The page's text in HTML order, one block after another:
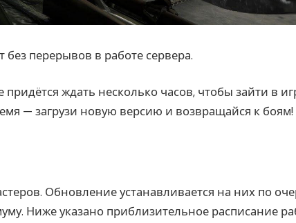
перерывов в работе сервера.
ждать несколько часов, чтобы зайти в
— загрузи новую версию и возвращайся к боям!
Обновление устанавливается на них по
Ниже указано приблизительное расписание